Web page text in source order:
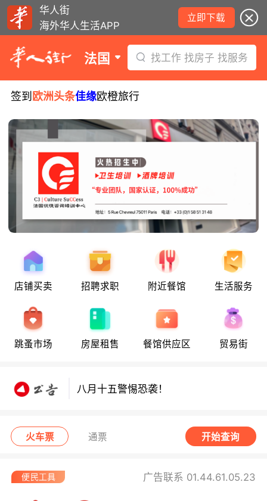
华人街
海外华人生活APP
立即下载
法国 找工作 找房子 找服务
签到 欧洲头条佳缘欧橙旅行
店铺买卖 招聘求职 附近餐馆 生活服务
跳蚤市场 房屋租售 餐馆供应区 贸易街
八月十五警惕恐袭！
八月十五警惕恐袭！
火车票 通票 开始查询
广告联系 01.44.61.05.23